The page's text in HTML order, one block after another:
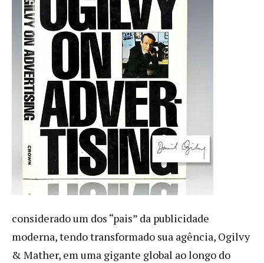
considerado um dos “pais” da publicidade
moderna, tendo transformado sua agência, Ogilvy
& Mather, em uma gigante global ao longo do